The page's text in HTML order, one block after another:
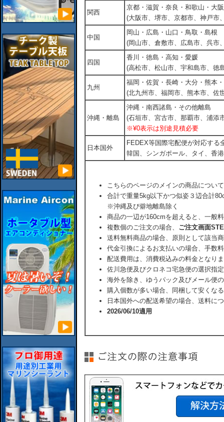
関西
京都・滋賀・奈良・和歌山・大
(大阪市、堺市、京都市、神戸市
中国
岡山・広島・山口・鳥取・島根
(岡山市、倉敷市、広島市、呉市
四国
香川・徳島・高知・愛媛
(高松市、松山市、宇和島市、徳
九州
福岡・佐賀・長崎・大分・熊本
(北九州市、福岡市、熊本市、佐
沖縄・離島
沖縄・南西諸島・その他離島
(石垣市、宮古市、那覇市、浦添
※¥0表示は別途見積必要
日本国外
FEDEX等国際宅配便が対応す
韓国、シンガポール、タイ、香
こちらのページのメインの商品につい
合計で重量5kg以下かつ似姿３辺合計
※沖縄及び僻地離島除く
商品の一辺が160cmを超えると、一般
複数個のご注文の場合、 ご注文画面
送料無料商品の場合、原則として該当
代金引換によるお支払いの場合、手数
配送費用は、消費税込みの料金となり
佐川急便及びクロネコ宅急便の選択指
海外を除き、ゆうパック及びメール便
購入個数が多い場合、同梱して安くな
日本国外への配送希望の場合、送料に
2026/06/10適用